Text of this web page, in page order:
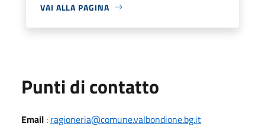
VAI ALLA PAGINA
Punti di contatto
Email : ragioneria@comune.valbondione.bg.it